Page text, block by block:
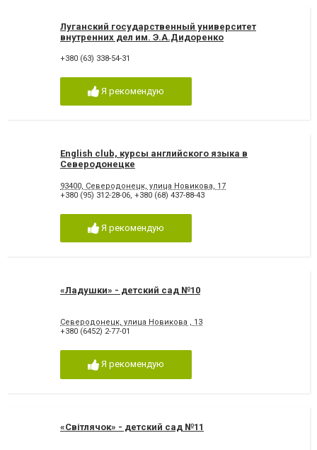
Луганский государственный университет
внутренних дел им. Э.А.Дидоренко
+380 (63) 338-54-31
Я рекомендую
English club, курсы английского языка в
Северодонецке
93400, Северодонецк, улица Новикова, 17
+380 (95) 312-28-06 +380 (68) 437-88-43
Я рекомендую
«Ладушки» - детский сад №10
Северодонецк, улица Новикова , 13
+380 (6452) 2-77-01
Я рекомендую
«Світлячок» - детский сад №11